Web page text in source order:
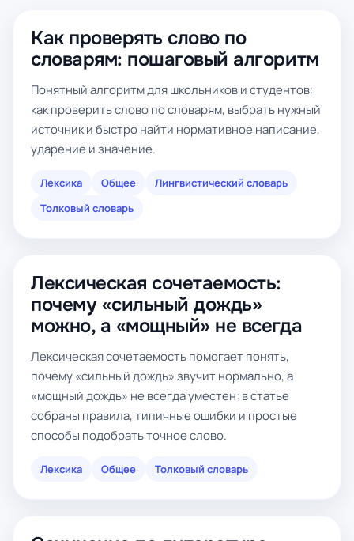
Как проверять слово по
словарям: пошаговый алгоритм
Понятный алгоритм для школьников и студентов:
как проверить слово по словарям, выбрать нужный
источник и быстро найти нормативное написание,
ударение и значение.
Лексика Общее
Лингвистический словарь
Толковый словарь
Лексическая сочетаемость:
почему «сильный дождь»
можно, а «мощный» не всегда
Лексическая сочетаемость помогает понять,
почему «сильный дождь» звучит нормально, а
«мощный дождь» не всегда уместен: в статье
собраны правила, типичные ошибки и простые
способы подобрать точное слово.
Лексика Общее Толковый словарь